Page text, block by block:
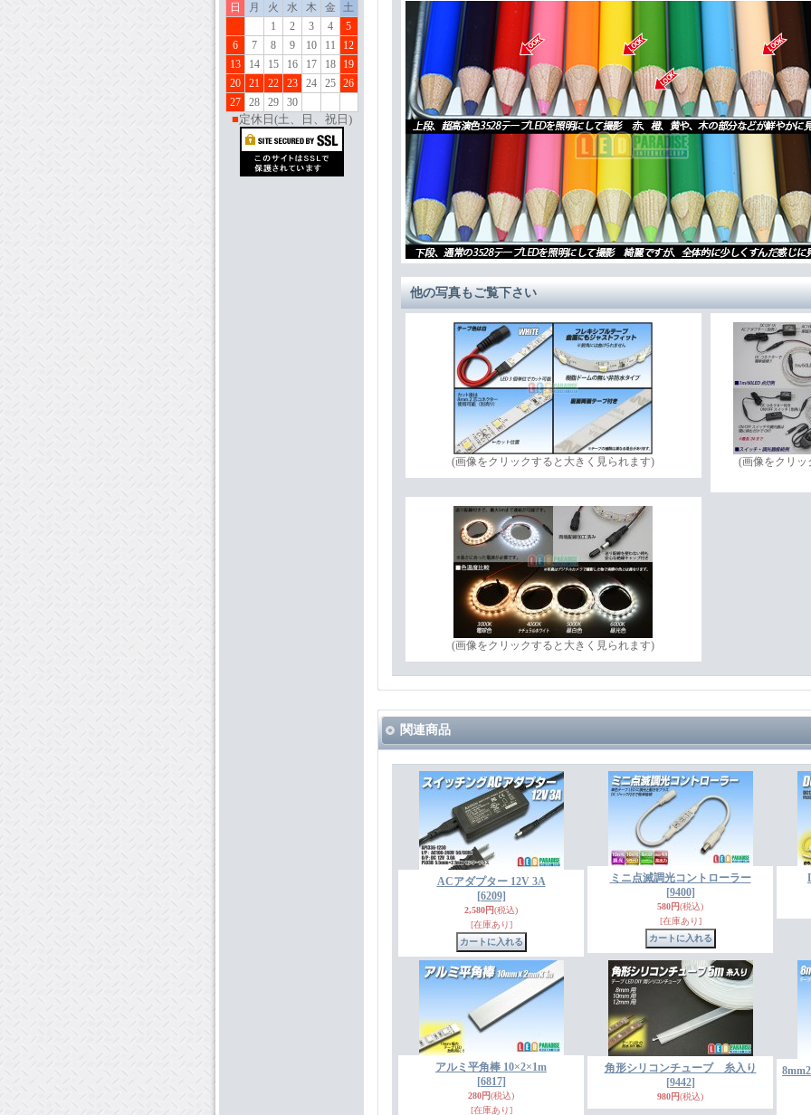
日
月 火 水 木 金
土
1
2 3 4
5
6
7 8 9 10 11
12
13
14 15 16 17 18
19
20
21 22 23 24 25
26
27
28 29 30
■定休日(土、日、祝日)
他の写真もご覧下さい
(画像をクリックすると大きく見られます) (画像をクリッ
(画像をクリックすると大きく見られます)
関連商品
ACアダプター 12V 3A
[6209]
2,580円(税込)
[在庫あり]
ミニ点滅調光コントローラー
[9400]
580円(税込)
[在庫あり]
アルミ平角棒 10×2×1m
[6817]
280円(税込)
[在庫あり]
角形シリコンチューブ 糸入り
[9442]
980円(税込)